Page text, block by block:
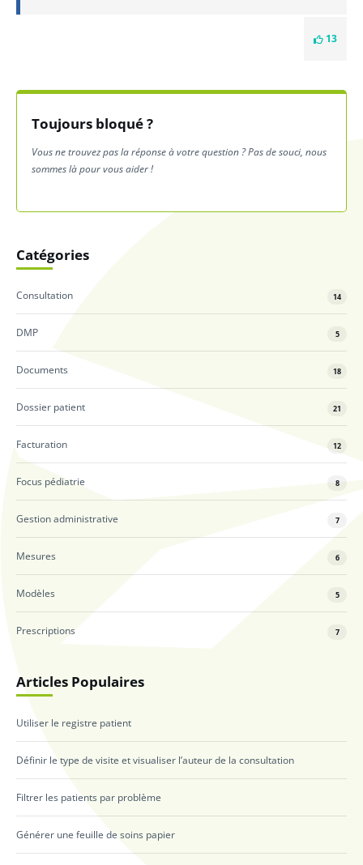
13
Toujours bloqué ?
Vous ne trouvez pas la réponse à votre question ? Pas de souci, nous
sommes là pour vous aider !
Catégories
Consultation 14
DMP 5
Documents 18
Dossier patient 21
Facturation 12
Focus pédiatrie 8
Gestion administrative 7
Mesures 6
Modèles 5
Prescriptions 7
Articles Populaires
Utiliser le registre patient
Définir le type de visite et visualiser l’auteur de la consultation
Filtrer les patients par problème
Générer une feuille de soins papier